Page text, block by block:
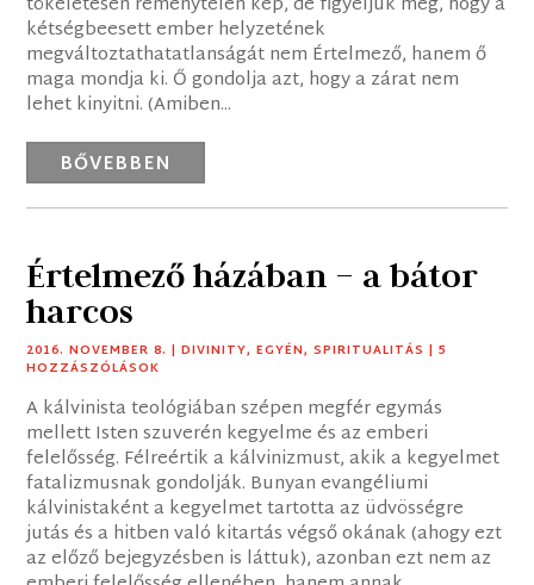
kétségbeesett ember helyzetének
megváltoztathatatlanságát nem Értelmező, hanem ő
maga mondja ki. Ő gondolja azt, hogy a zárat nem
lehet kinyitni. (Amiben...
BŐVEBBEN
Értelmező házában – a bátor
harcos
2016. NOVEMBER 8. |DIVINITY,EGYÉN,SPIRITUALITÁS | 5
HOZZÁSZÓLÁSOK
A kálvinista teológiában szépen megfér egymás
mellett Isten szuverén kegyelme és az emberi
felelősség. Félreértik a kálvinizmust, akik a kegyelmet
fatalizmusnak gondolják. Bunyan evangéliumi
kálvinistaként a kegyelmet tartotta az üdvösségre
jutás és a hitben való kitartás végső okának (ahogy ezt
az előző bejegyzésben is láttuk), azonban ezt nem az